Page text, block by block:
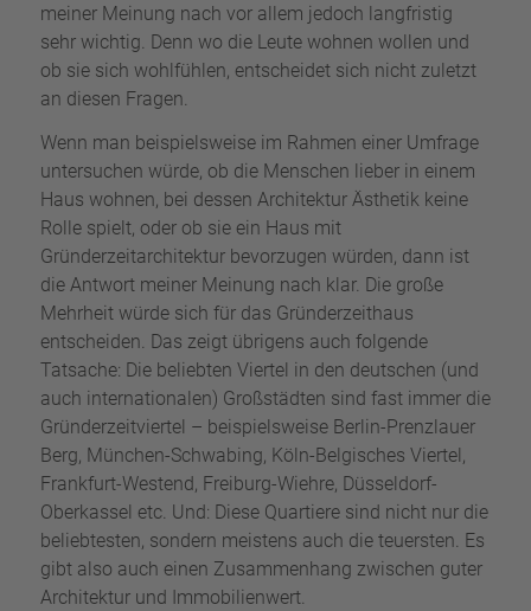
meiner Meinung nach vor allem jedoch langfristig
sehr wichtig. Denn wo die Leute wohnen wollen und
ob sie sich wohlfühlen, entscheidet sich nicht zuletzt
an diesen Fragen.
Wenn man beispielsweise im Rahmen einer Umfrage
untersuchen würde, ob die Menschen lieber in einem
Haus wohnen, bei dessen Architektur Ästhetik keine
Rolle spielt, oder ob sie ein Haus mit
Gründerzeitarchitektur bevorzugen würden, dann ist
die Antwort meiner Meinung nach klar. Die große
Mehrheit würde sich für das Gründerzeithaus
entscheiden. Das zeigt übrigens auch folgende
Tatsache: Die beliebten Viertel in den deutschen (und
auch internationalen) Großstädten sind fast immer die
Gründerzeitviertel – beispielsweise Berlin-Prenzlauer
Berg, München-Schwabing, Köln-Belgisches Viertel,
Frankfurt-Westend, Freiburg-Wiehre, Düsseldorf-
Oberkassel etc. Und: Diese Quartiere sind nicht nur die
beliebtesten, sondern meistens auch die teuersten. Es
gibt also auch einen Zusammenhang zwischen guter
Architektur und Immobilienwert.